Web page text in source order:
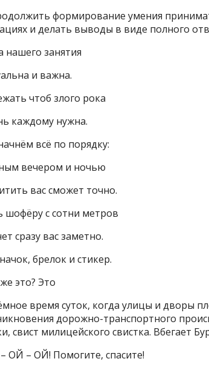
формирование умения
и делать выводы в виде полного
нашего занятия
и важна.
чтоб злого рока
каждому нужна.
всё по порядку:
вечером и ночью
вас сможет точно.
шофёру с сотни метров
сразу вас заметно.
брелок и стикер.
это? Это
время суток, когда улицы и дворы
дорожно-транспортного
свист милицейского свистка. Вбегает
ОЙ – ОЙ! Помогите, спасите!